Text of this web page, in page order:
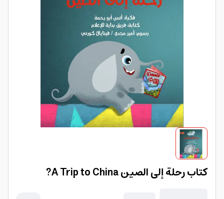
كتاب رحلة إلى الصين A Trip to China?